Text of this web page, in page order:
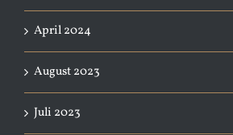
April 2024
August 2023
Juli 2023